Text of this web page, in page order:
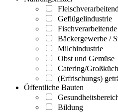
Geflügelindustrie
Bäckergewerbe /
Milchindustrie
Obst und Gemüse
Catering/
(Erfrischungs)
Öffentliche Bauten
Bildung